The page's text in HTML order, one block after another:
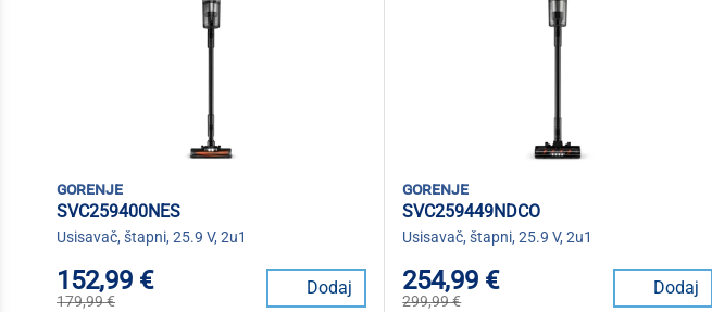
gorenje
SVC259400NES
Usisavač, štapni, 25.9 V, 2u1
152,99 €
179,99 €
Dodaj
gorenje
SVC259449NDCO
Usisavač, štapni, 25.9 V, 2u1
254,99 €
299,99 €
Dodaj